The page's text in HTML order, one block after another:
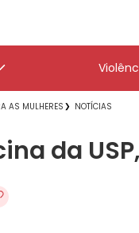
AS MULHERES NOTÍCIAS
da